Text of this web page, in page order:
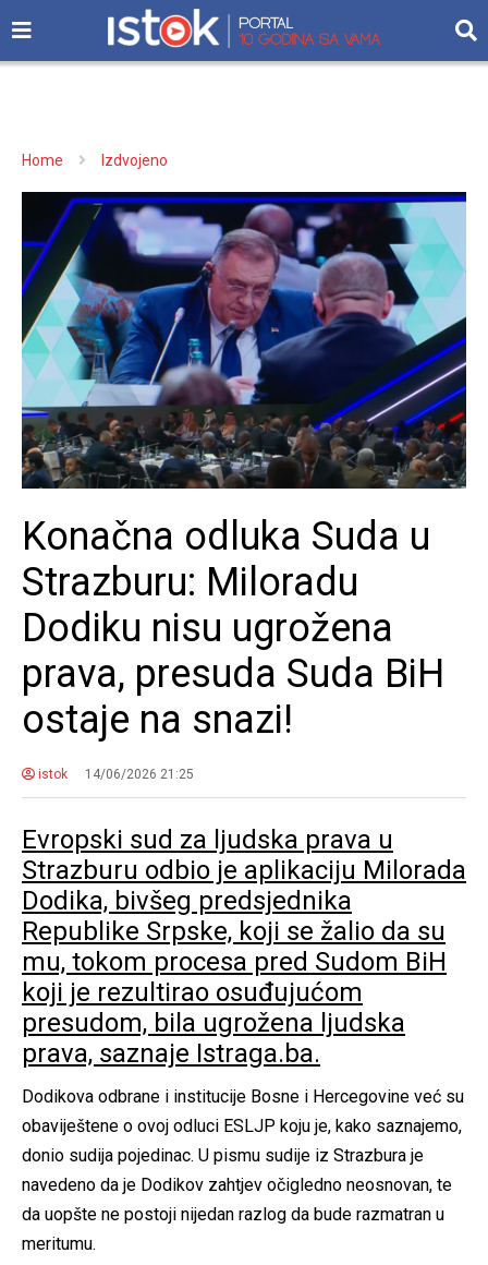
Home Izdvojeno
Konačna odluka Suda u
Strazburu: Miloradu
Dodiku nisu ugrožena
prava, presuda Suda BiH
ostaje na snazi!
istok 14/06/2026 21:25
Evropski sud za ljudska prava u
Strazburu odbio je aplikaciju Milorada
Dodika, bivšeg predsjednika
Republike Srpske, koji se žalio da su
mu, tokom procesa pred Sudom BiH
koji je rezultirao osuđujućom
presudom, bila ugrožena ljudska
prava, saznaje Istraga.ba.
Dodikova odbrane i institucije Bosne i Hercegovine već su
obaviještene o ovoj odluci ESLJP koju je, kako saznajemo,
donio sudija pojedinac. U pismu sudije iz Strazbura je
navedeno da je Dodikov zahtjev očigledno neosnovan, te
da uopšte ne postoji nijedan razlog da bude razmatran u
meritumu.